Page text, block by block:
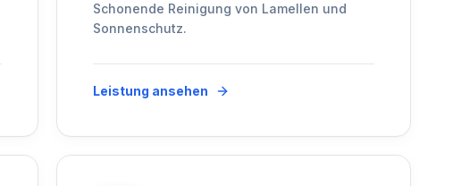
Schonende Reinigung von Lamellen und
Sonnenschutz.
Leistung ansehen